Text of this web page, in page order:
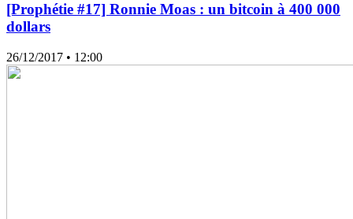
[Prophétie #17] Ronnie Moas : un bitcoin à 400 000
dollars
26/12/2017 • 12:00